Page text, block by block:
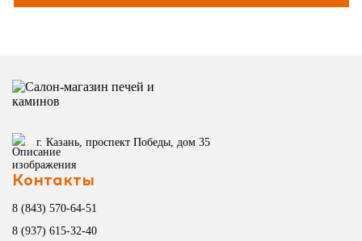
г. Казань, проспект Победы, дом 35
Контакты
8 (843) 570-64-51
8 (937) 615-32-40